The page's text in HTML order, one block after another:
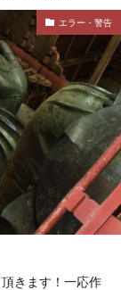
エラー・警告
きます！一応作